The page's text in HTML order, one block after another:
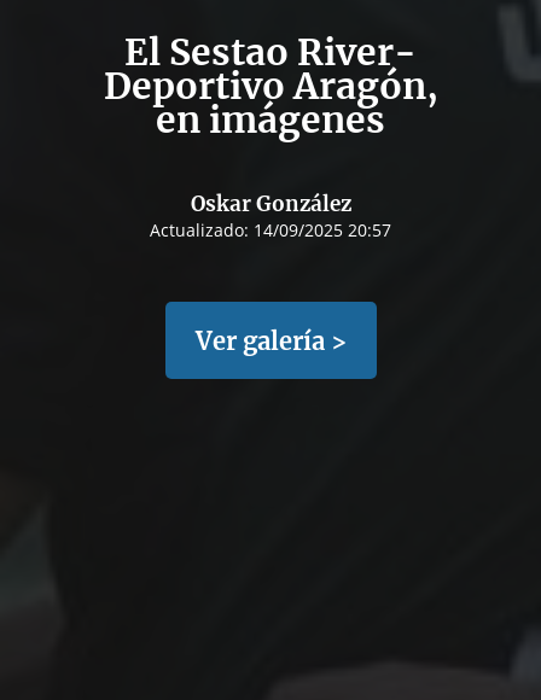
El Sestao River-
Deportivo Aragón,
en imágenes
Oskar González
Actualizado: 14/09/2025 20:57
Ver galería >